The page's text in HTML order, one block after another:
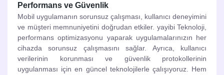
Performans ve Güvenlik
Mobil uygulamanın sorunsuz çalışması, kullanıcı deneyimini
ve müşteri memnuniyetini doğrudan etkiler. yayibi Teknoloji,
performans optimizasyonu yaparak uygulamalarınızın her
cihazda sorunsuz çalışmasını sağlar. Ayrıca, kullanıcı
verilerinin korunması ve güvenlik protokollerinin
uygulanması için en güncel teknolojilerle çalışıyoruz. Hem